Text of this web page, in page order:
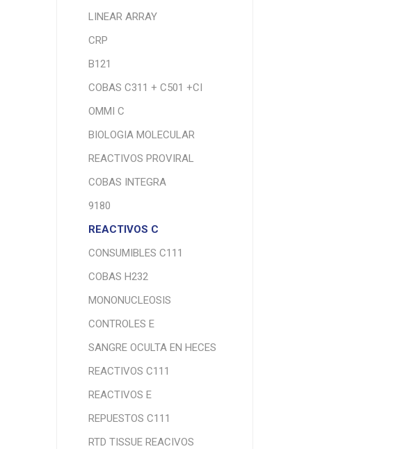
LINEAR ARRAY
CRP
B121
COBAS C311 + C501 +CI
OMMI C
BIOLOGIA MOLECULAR
REACTIVOS PROVIRAL
COBAS INTEGRA
9180
REACTIVOS C
CONSUMIBLES C111
COBAS H232
MONONUCLEOSIS
CONTROLES E
SANGRE OCULTA EN HECES
REACTIVOS C111
REACTIVOS E
REPUESTOS C111
RTD TISSUE REACIVOS